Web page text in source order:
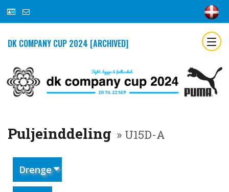
DK COMPANY CUP 2024 [ARCHIVED]
Puljeinddeling » U15D-A
Drenge